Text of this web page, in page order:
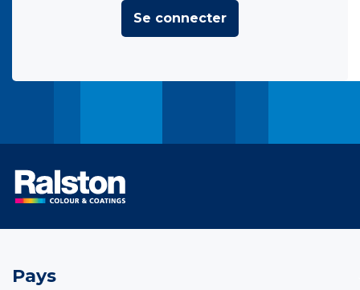
Se connecter
Pays